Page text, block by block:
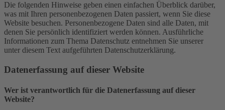
Die folgenden Hinweise geben einen einfachen Überblick darüber,
was mit Ihren personenbezogenen Daten passiert, wenn Sie diese
Website besuchen. Personenbezogene Daten sind alle Daten, mit
denen Sie persönlich identifiziert werden können. Ausführliche
Informationen zum Thema Datenschutz entnehmen Sie unserer
unter diesem Text aufgeführten Datenschutzerklärung.
Datenerfassung auf dieser Website
Wer ist verantwortlich für die Datenerfassung auf dieser
Website?